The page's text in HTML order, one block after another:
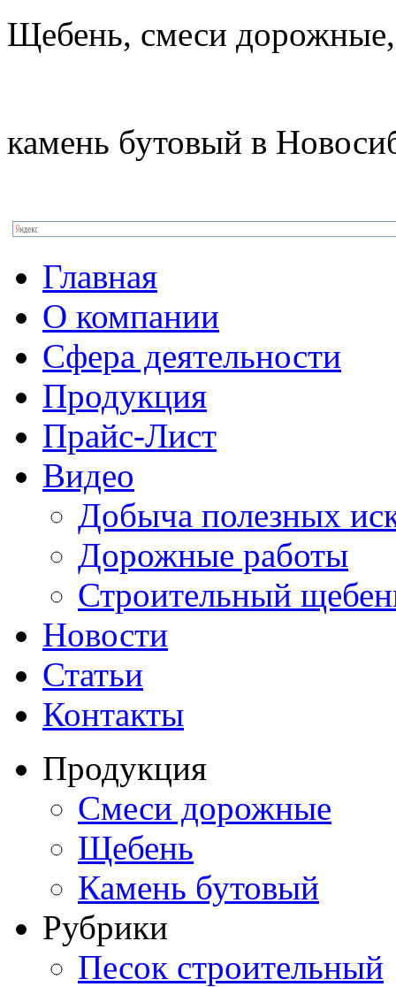
Щебень, смеси дорожные,
камень бутовый в
Главная
О компании
Сфера деятельности
Продукция
Прайс-Лист
Видео
Добыча полезных
Дорожные работы
Строительный
Новости
Статьи
Контакты
Продукция
Смеси дорожные
Щебень
Камень бутовый
Рубрики
Песок строительный